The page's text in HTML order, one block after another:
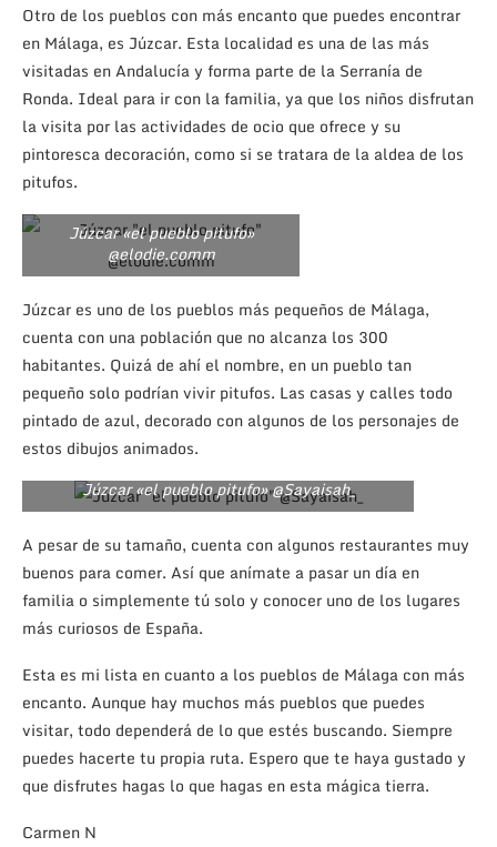
Otro de los pueblos con más encanto que puedes encontrar
en Málaga, es Júzcar. Esta localidad es una de las más
visitadas en Andalucía y forma parte de la Serranía de
Ronda. Ideal para ir con la familia, ya que los niños disfrutan
la visita por las actividades de ocio que ofrece y su
pintoresca decoración, como si se tratara de la aldea de los
pitufos.
Júzcar «el pueblo pitufo»
@elodie.comm
Júzcar es uno de los pueblos más pequeños de Málaga,
cuenta con una población que no alcanza los 300
habitantes. Quizá de ahí el nombre, en un pueblo tan
pequeño solo podrían vivir pitufos. Las casas y calles todo
pintado de azul, decorado con algunos de los personajes de
estos dibujos animados.
Júzcar «el pueblo pitufo» @Sayaisah_
A pesar de su tamaño, cuenta con algunos restaurantes muy
buenos para comer. Así que anímate a pasar un día en
familia o simplemente tú solo y conocer uno de los lugares
más curiosos de España.
Esta es mi lista en cuanto a los pueblos de Málaga con más
encanto. Aunque hay muchos más pueblos que puedes
visitar, todo dependerá de lo que estés buscando. Siempre
puedes hacerte tu propia ruta. Espero que te haya gustado y
que disfrutes hagas lo que hagas en esta mágica tierra.
Carmen N